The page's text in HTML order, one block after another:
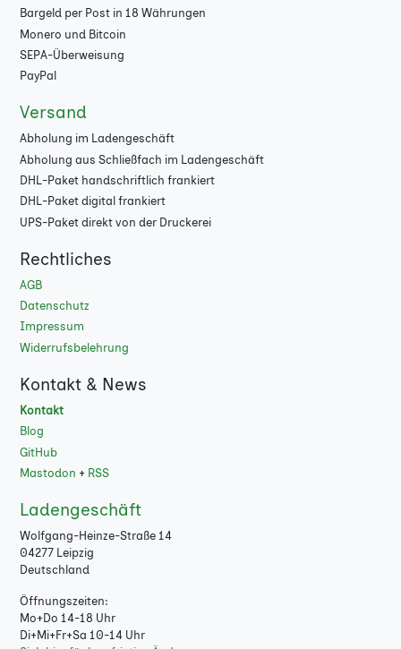
Bargeld per Post in 18 Währungen
Monero und Bitcoin
SEPA-Überweisung
PayPal
Versand
Abholung im Ladengeschäft
Abholung aus Schließfach im Ladengeschäft
DHL-Paket handschriftlich frankiert
DHL-Paket digital frankiert
UPS-Paket direkt von der Druckerei
Rechtliches
AGB
Datenschutz
Impressum
Widerrufsbelehrung
Kontakt & News
Kontakt
Blog
GitHub
Mastodon + RSS
Ladengeschäft
Wolfgang-Heinze-Straße 14
04277 Leipzig
Deutschland
Öffnungszeiten:
Mo+Do 14-18 Uhr
Di+Mi+Fr+Sa 10-14 Uhr